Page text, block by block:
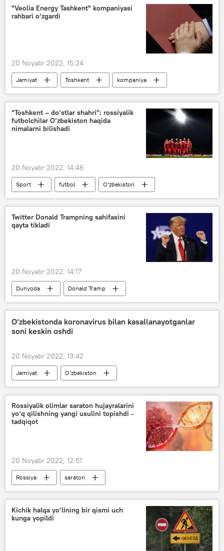
"Veolia Energy Tashkent" kompaniyasi
rahbari o‘zgardi
20 Noyabr 2022, 15:24
Jamiyat Toshkent kompaniya
“Toshkent – do‘stlar shahri”: rossiyalik
futbolchilar O‘zbekiston haqida
nimalarni bilishadi
20 Noyabr 2022, 14:46
Sport futbol
O‘zbekiston
Rossiya
Twitter Donald Trampning sahifasini
qayta tikladi
20 Noyabr 2022, 14:17
Dunyoda
Donald Tramp
Ilon Mask
Twitter
O‘zbekistonda koronavirus bilan kasallanayotganlar
soni keskin oshdi
20 Noyabr 2022, 13:42
Jamiyat
O‘zbekiston
COVID-19 umumjahon pandemiyasi
Rossiyalik olimlar saraton hujayralarini
yo‘q qilishning yangi usulini topishdi -
tadqiqot
20 Noyabr 2022, 12:51
Rossiya saraton
Kichik halqa yo‘lining bir qismi uch
kunga yopildi